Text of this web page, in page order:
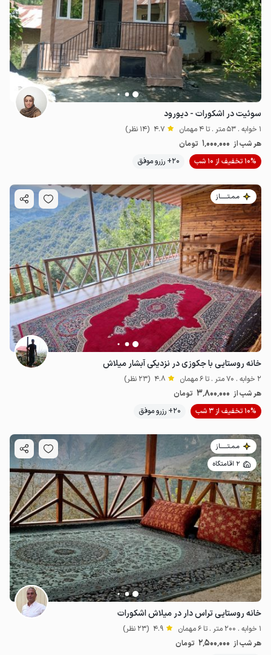
1.85میلیون ت 4.7
سوئیت در اشکورات - دیورود
1 خوابه . 53 متر . تا 4 مهمان 4.7 (14 نظر)
هر شب از 1٬000٬000 تومان
10% تخفیف از 10 شب
20+ رزرو موفق
مـمـتــــــاز
خانه روستایی با جکوزی در نزدیکی آبشار میلاش
2 خوابه . 70 متر . تا 6 مهمان 4.8 (23 نظر)
هر شب از 3٬800٬000 تومان
10% تخفیف از 3 شب
20+ رزرو موفق
مـمـتــــــاز
2 اقامتگاه
خانه روستایی تراس دار در میلاش اشکورات
1 خوابه . 200 متر . تا 6 مهمان 4.9 (23 نظر)
هر شب از 2٬500٬000 تومان